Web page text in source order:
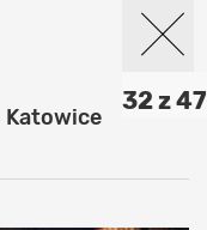
32 z 47